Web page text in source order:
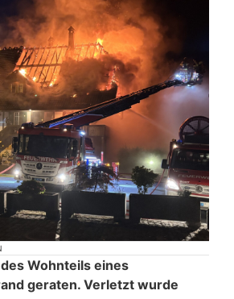
Wohnteils eines
geraten. Verletzt wurde